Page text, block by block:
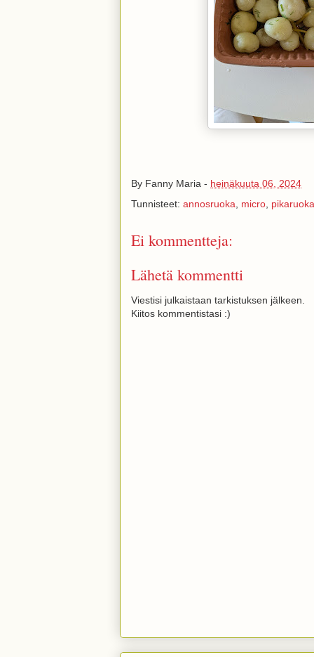
By Fanny Maria - heinäkuuta 06, 2024
Tunnisteet: annosruoka micro pikaruoka
Ei kommentteja:
Lähetä kommentti
Viestisi julkaistaan tarkistuksen jälkeen.
Kiitos kommentistasi :)